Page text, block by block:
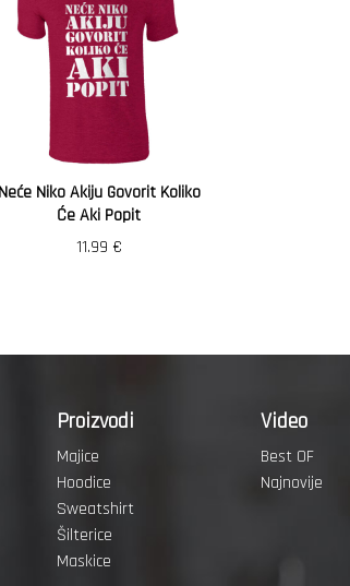
Neće Niko Akiju Govorit Koliko
Će Aki Popit
11.99 €
Proizvodi
Majice
Hoodice
Sweatshirt
Šilterice
Maskice
Video
Best OF
Najnovije